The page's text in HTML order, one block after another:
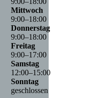
Mittwoch
9:00–18:00
Donnerstag
9:00–18:00
Freitag
9:00–17:00
Samstag
12:00–15:00
Sonntag
geschlossen